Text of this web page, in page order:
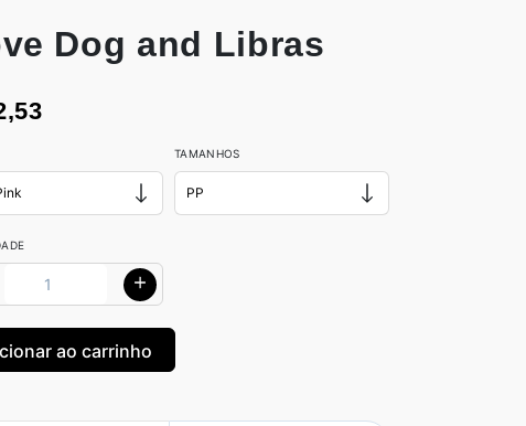
Dog and Libras
TAMANHOS